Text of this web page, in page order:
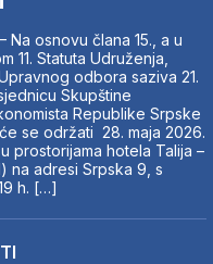
Na osnovu člana 15., a u
11. Statuta Udruženja,
odbora saziva 21.
Skupštine
Republike Srpske
se održati 28. maja 2026.
prostorijama hotela Talija –
na adresi Srpska 9, s
h. […]